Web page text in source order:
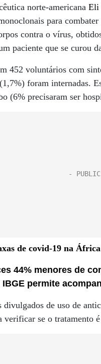
norte-americana
para
contra o vírus,
paciente que se curou
452 voluntários com
foram internadas.
(6% precisaram ser
de covid-19 na
44% menores de
permite
divulgados de uso de
verificar se o tratamento